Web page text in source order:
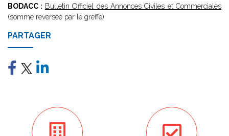
BODACC : Bulletin Officiel des Annonces Civiles et Commerciales
(somme reversée par le greffe)
PARTAGER